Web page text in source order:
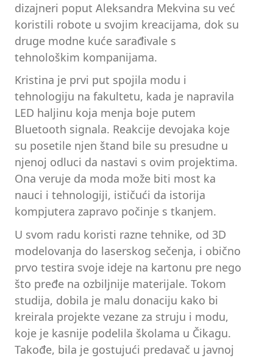
dizajneri poput Aleksandra Mekvina su već
koristili robote u svojim kreacijama, dok su
druge modne kuće sarađivale s
tehnološkim kompanijama.
Kristina je prvi put spojila modu i
tehnologiju na fakultetu, kada je napravila
LED haljinu koja menja boje putem
Bluetooth signala. Reakcije devojaka koje
su posetile njen štand bile su presudne u
njenoj odluci da nastavi s ovim projektima.
Ona veruje da moda može biti most ka
nauci i tehnologiji, ističući da istorija
kompjutera zapravo počinje s tkanjem.
U svom radu koristi razne tehnike, od 3D
modelovanja do laserskog sečenja, i obično
prvo testira svoje ideje na kartonu pre nego
što pređe na ozbiljnije materijale. Tokom
studija, dobila je malu donaciju kako bi
kreirala projekte vezane za struju i modu,
koje je kasnije podelila školama u Čikagu.
Takođe, bila je gostujući predavač u javnoj